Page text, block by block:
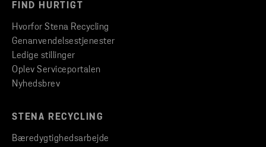
FIND HURTIGT
Hvorfor Stena Recycling
Genanvendelsestjenester
Ledige stillinger
Oplev Serviceportalen
Nyhedsbrev
STENA RECYCLING
Bæredygtighedsarbejde